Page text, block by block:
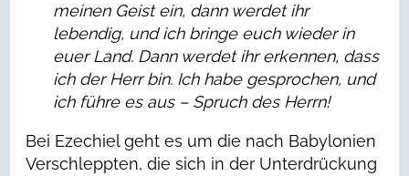
meinen Geist ein, dann werdet ihr
lebendig, und ich bringe euch wieder in
euer Land. Dann werdet ihr erkennen, dass
ich der Herr bin. Ich habe gesprochen, und
ich führe es aus – Spruch des Herrn!
Bei Ezechiel geht es um die nach Babylonien
Verschleppten, die sich in der Unterdrückung